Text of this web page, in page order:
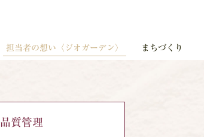
担当者の想い〈ジオガーデン〉 まちづくり
品質管理